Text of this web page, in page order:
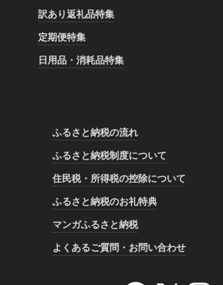
訳あり返礼品特集
定期便特集
日用品・消耗品特集
ふるさと納税の流れ
ふるさと納税制度について
住民税・所得税の控除について
ふるさと納税のお礼特典
マンガふるさと納税
よくあるご質問・お問い合わせ